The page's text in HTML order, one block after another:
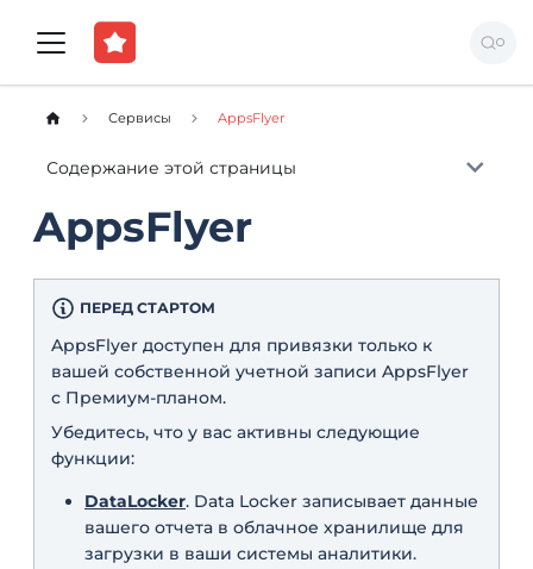
Сервисы AppsFlyer
Содержание этой страницы
AppsFlyer
ПЕРЕД СТАРТОМ
AppsFlyer доступен для привязки только к
вашей собственной учетной записи AppsFlyer
с Премиум-планом.
Убедитесь, что у вас активны следующие
функции:
DataLocker. Data Locker записывает данные
вашего отчета в облачное хранилище для
загрузки в ваши системы аналитики.